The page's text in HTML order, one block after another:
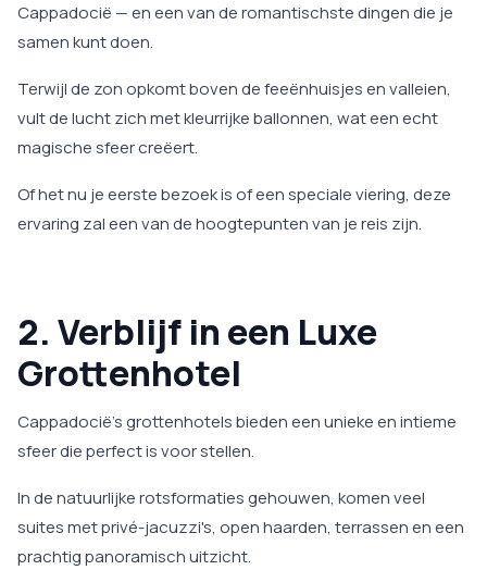
Cappadocië — en een van de romantischste dingen die je
samen kunt doen.
Terwijl de zon opkomt boven de feeënhuisjes en valleien,
vult de lucht zich met kleurrijke ballonnen, wat een echt
magische sfeer creëert.
Of het nu je eerste bezoek is of een speciale viering, deze
ervaring zal een van de hoogtepunten van je reis zijn.
2. Verblijf in een Luxe
Grottenhotel
Cappadocië’s grottenhotels bieden een unieke en intieme
sfeer die perfect is voor stellen.
In de natuurlijke rotsformaties gehouwen, komen veel
suites met privé-jacuzzi's, open haarden, terrassen en een
prachtig panoramisch uitzicht.